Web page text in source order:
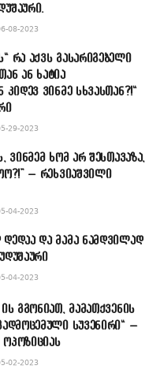
08-2023
რა აქვს გასარიგებელი
ან ხატია
კიდევ ვინმე სხვასთან?!“
29-2023
ვინმემ ხომ არ შესთავაზა,
– რეხვიაშვილი
04-2023
და მამა ნამდვილად
04-2023
ის გგონიათ, მამათქვენის
სუვენირი“ –
02-2023